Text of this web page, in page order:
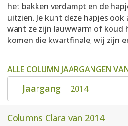
het bakken verdampt en de
uitzien. Je kunt deze hapjes ook
want ze zijn lauwwarm of koud
komen die kwartfinale, wij zijn
ALLE COLUMN JAARGANGEN
Jaargang 2014
Columns Clara van 2014